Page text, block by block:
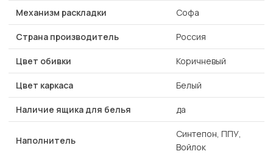
Механизм раскладки Софа
Страна производитель Россия
Цвет обивки Коричневый
Цвет каркаса Белый
Наличие ящика для белья да
Наполнитель
Синтепон, ППУ,
Войлок